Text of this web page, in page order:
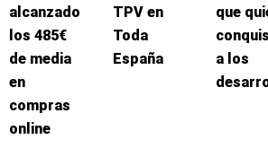
alcanzado
los 485€
de media
en
compras
online
TPV en
Toda
España
que
a los